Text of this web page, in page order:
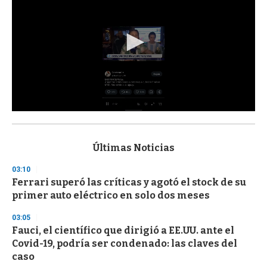
s
d
s
o
f
3
s
e
c
o
Últimas Noticias
03:10
Ferrari superó las críticas y agotó el stock de su
primer auto eléctrico en solo dos meses
03:05
Fauci, el científico que dirigió a EE.UU. ante el
Covid-19, podría ser condenado: las claves del
caso